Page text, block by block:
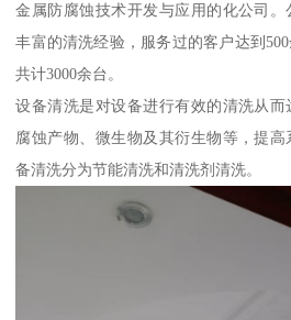
金属防腐蚀技术开发与应用的化公司
丰富的清洗经验，服务过的客户达到
共计3000余台。
设备清洗是对设备进行有效的清洗从而
腐蚀产物、微生物及其衍生物等，提
备清洗分为节能清洗和清洗剂清洗。